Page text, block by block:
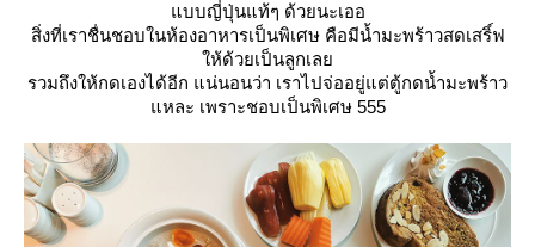
บบญี่ปุ่นแท้ๆ ด้วยนะเออ
สิ่งที่เราชื่นชอบในห้องอาหารเป็นพิเศษ คือมีน้ำมะพร้าวสดเสริ์ฟ
ห้ด้วยเป็นลูกเล
รวมถึงให้กดเองได้อีก แน่นอนว่า เราไปจ่ออยู่แต่ตู้กดน้ำมะพร้าว
หละ เพราะชอบเป็นพิเศษ 555